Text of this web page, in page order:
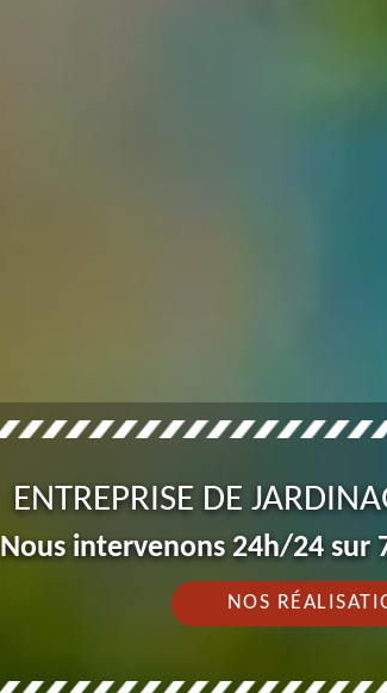
ENTREPRISE DE
Nous intervenons 24h/24 sur
NOS